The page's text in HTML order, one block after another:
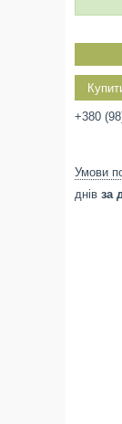
+380
днів за